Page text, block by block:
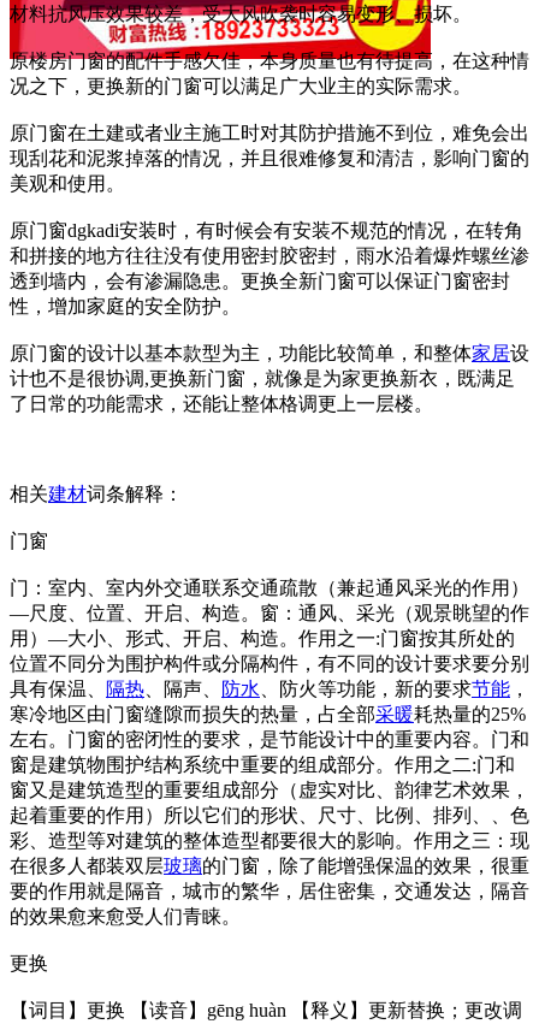
材料抗风压效果较差，受大风吹袭时容易变形、损坏。
原楼房门窗的配件手感欠佳，本身质量也有待提高，在这种情
况之下，更换新的门窗可以满足广大业主的实际需求。
原门窗在土建或者业主施工时对其防护措施不到位，难免会出
现刮花和泥浆掉落的情况，并且很难修复和清洁，影响门窗的
美观和使用。
原门窗dgkadi安装时，有时候会有安装不规范的情况，在转角
和拼接的地方往往没有使用密封胶密封，雨水沿着爆炸螺丝渗
透到墙内，会有渗漏隐患。更换全新门窗可以保证门窗密封
性，增加家庭的安全防护。
原门窗的设计以基本款型为主，功能比较简单，和整体家居设
计也不是很协调,更换新门窗，就像是为家更换新衣，既满足
了日常的功能需求，还能让整体格调更上一层楼。
相关建材词条解释：
门窗
门：室内、室内外交通联系交通疏散（兼起通风采光的作用）
—尺度、位置、开启、构造。窗：通风、采光（观景眺望的作
用）—大小、形式、开启、构造。作用之一:门窗按其所处的
位置不同分为围护构件或分隔构件，有不同的设计要求要分别
具有保温、
隔热 、隔声、 防水 、防火等功能，新的要求节能 ，
寒冷地区由门窗缝隙而损失的热量，占全部采暖耗热量的25%
左右。门窗的密闭性的要求，是节能设计中的重要内容。门和
窗是建筑物围护结构系统中重要的组成部分。作用之二:门和
窗又是建筑造型的重要组成部分（虚实对比、韵律艺术效果，
起着重要的作用）所以它们的形状、尺寸、比例、排列、、色
彩、造型等对建筑的整体造型都要很大的影响。作用之三：现
在很多人都装双层玻璃的门窗，除了能增强保温的效果，很重
要的作用就是隔音，城市的繁华，居住密集，交通发达，隔音
的效果愈来愈受人们青睐。
更换
【词目】更换 【读音】gēng huàn 【释义】更新替换；更改调